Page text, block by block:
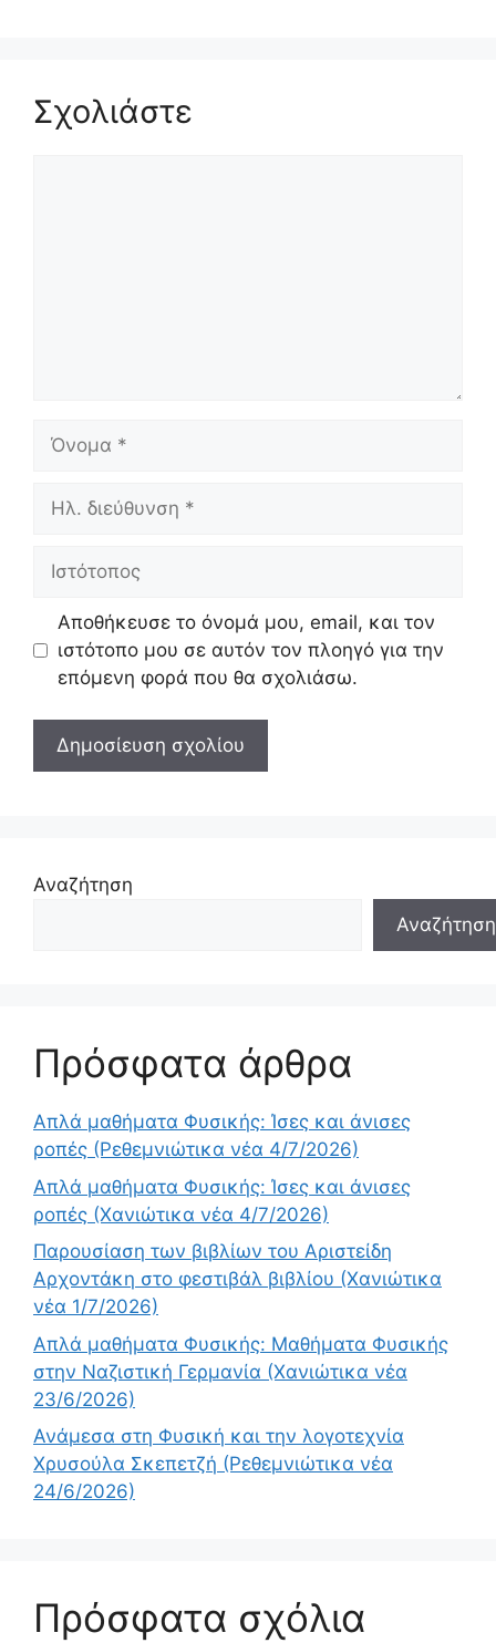
Σχολιάστε
διεύθυνση
Αποθήκευσε το όνομά μου, email, και τον
ιστότοπο μου σε αυτόν τον πλοηγό για την
επόμενη φορά που θα σχολιάσω.
Αναζήτηση
Αναζήτηση
Πρόσφατα άρθρα
Απλά μαθήματα Φυσικής: Ίσες και άνισες
ροπές (Ρεθεμνιώτικα νέα 4/7/2026)
Απλά μαθήματα Φυσικής: Ίσες και άνισες
ροπές (Χανιώτικα νέα 4/7/2026)
Παρουσίαση των βιβλίων του Αριστείδη
Αρχοντάκη στο φεστιβάλ βιβλίου (Χανιώτικα
νέα 1/7/2026)
Απλά μαθήματα Φυσικής: Μαθήματα Φυσικής
στην Ναζιστική Γερμανία (Χανιώτικα νέα
23/6/2026)
Ανάμεσα στη Φυσική και την λογοτεχνία
Χρυσούλα Σκεπετζή (Ρεθεμνιώτικα νέα
24/6/2026)
Πρόσφατα σχόλια